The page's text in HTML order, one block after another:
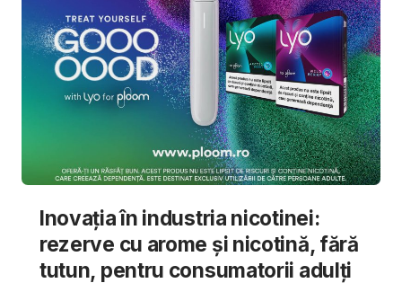
Inovația în industria nicotinei:
rezerve cu arome și nicotină, fără
tutun, pentru consumatorii adulți